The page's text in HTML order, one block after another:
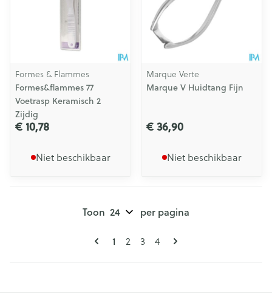
Formes & Flammes
Formes&flammes 77
Voetrasp Keramisch 2
Zijdig
€ 10,78
Niet beschikbaar
Marque Verte
Marque V Huidtang Fijn
€ 36,90
Niet beschikbaar
Pagina's
U lees momenteel pagina
1 Pagina
2 Pagina
3 Pagina
4
Toon per pagina